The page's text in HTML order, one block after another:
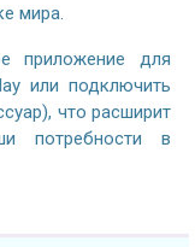
мира.
приложение для
или подключить
что расширит
потребности в